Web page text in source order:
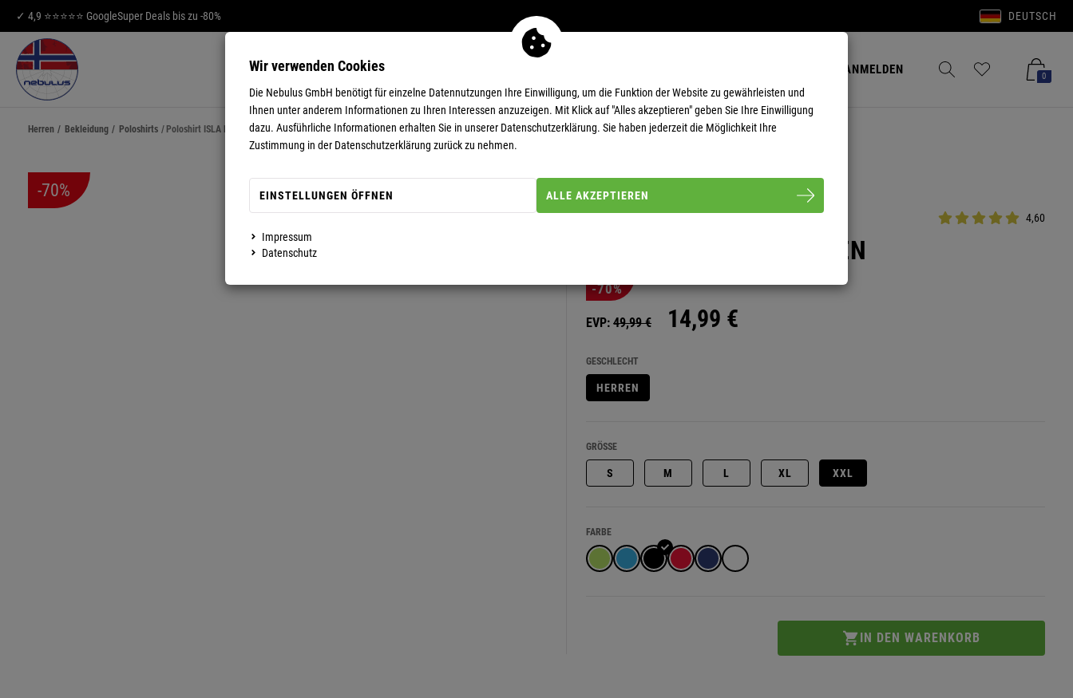
✓ 4,9 ⭐⭐⭐⭐⭐ GoogleSuper Deals bis zu -80% DEUTSCH
HERREN DAMEN AnmeldenANMELDEN Merkzettel aufklappenWarenkorb
0
Herren / Bekleidung / Poloshirts / Poloshirt ISLA Herren
-70%
MEHR ANZEIGEN
Artikel-Nummer: 20000285 4,60
POLOSHIRT ISLA HERREN
-70%
EVP: 49,99 € 14,99 €
GESCHLECHT
HERREN
GRÖSSE
S M L XL XXL
FARBE
Wir verwenden Cookies
Die Nebulus GmbH benötigt für einzelne Datennutzungen Ihre Einwilligung, um die Funktion der Website zu gewährleisten und
Ihnen unter anderem Informationen zu Ihren Interessen anzuzeigen. Mit Klick auf "Alles akzeptieren" geben Sie Ihre Einwilligung
dazu. Ausführliche Informationen erhalten Sie in unserer Datenschutzerklärung. Sie haben jederzeit die Möglichkeit Ihre
Zustimmung in der Datenschutzerklärung zurück zu nehmen.
EINSTELLUNGEN ÖFFNEN ALLE AKZEPTIEREN
Impressum
Datenschutz